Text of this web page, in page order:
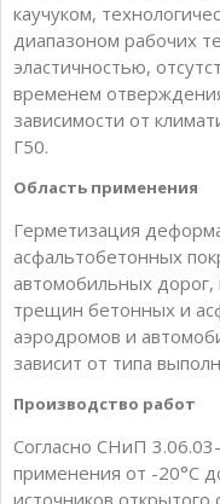
каучуком,
диапазоном рабочих
эластичностью,
временем
зависимости от
Г50.
Область применения
Герметизация
асфальтобетонных
автомобильных
трещин бетонных и
аэродромов и
зависит от типа
Производство работ
Согласно СНиП
применения от -20°С
источников